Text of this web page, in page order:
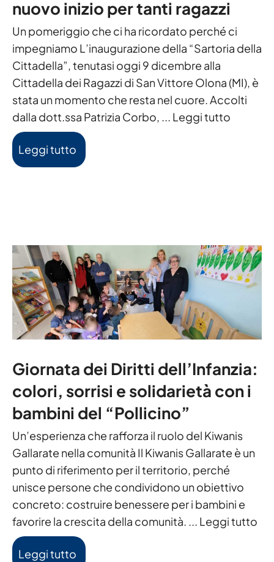
nuovo inizio per tanti ragazzi
Un pomeriggio che ci ha ricordato perché ci
impegniamo L’inaugurazione della “Sartoria della
Cittadella”, tenutasi oggi 9 dicembre alla
Cittadella dei Ragazzi di San Vittore Olona (MI), è
stata un momento che resta nel cuore. Accolti
dalla dott.ssa Patrizia Corbo, ... Leggi tutto
Leggi tutto
Giornata dei Diritti dell’Infanzia:
colori, sorrisi e solidarietà con i
bambini del “Pollicino”
Un’esperienza che rafforza il ruolo del Kiwanis
Gallarate nella comunità Il Kiwanis Gallarate è un
punto di riferimento per il territorio, perché
unisce persone che condividono un obiettivo
concreto: costruire benessere per i bambini e
favorire la crescita della comunità. ... Leggi tutto
Leggi tutto